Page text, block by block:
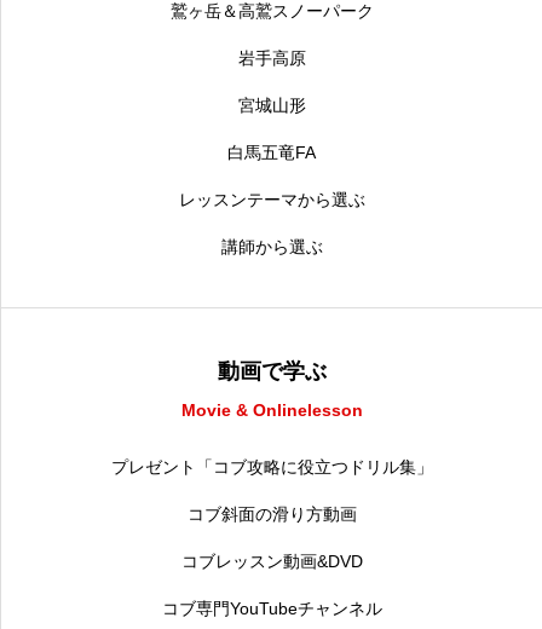
鷲ヶ岳＆高鷲スノーパーク
岩手高原
宮城山形
白馬五竜FA
レッスンテーマから選ぶ
講師から選ぶ
動画で学ぶ
Movie & Onlinelesson
プレゼント「コブ攻略に役立つドリル集」
コブ斜面の滑り方動画
コブレッスン動画&DVD
コブ専門YouTubeチャンネル